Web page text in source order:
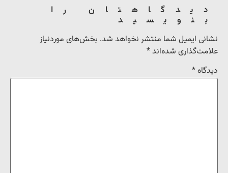
دیدگاهتان را
بنویسید
نشانی ایمیل شما منتشر نخواهد شد. بخش‌های موردنیاز
علامت‌گذاری شده‌اند*
دیدگاه*